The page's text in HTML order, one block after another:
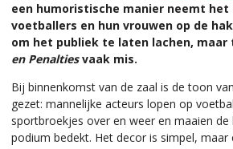
een humoristische manier neemt het
voetballers en hun vrouwen op de
om het publiek te laten lachen, maar
en Penaltiesvaak mis.
Bij binnenkomst van de zaal is de toon
gezet: mannelijke acteurs lopen op
sportbroekjes over en weer en maaien
podium bedekt. Het decor is simpel,